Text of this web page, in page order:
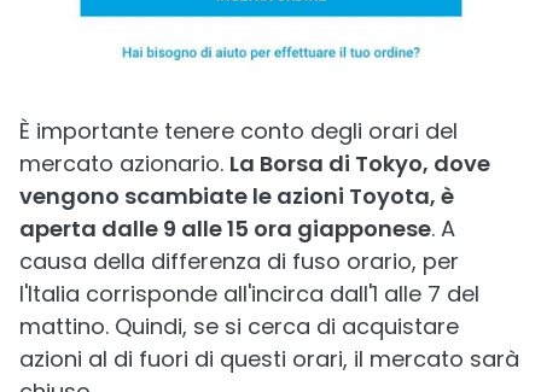
È importante tenere conto degli orari del
mercato azionario. La Borsa di Tokyo, dove
vengono scambiate le azioni Toyota, è
aperta dalle 9 alle 15 ora giapponese. A
causa della differenza di fuso orario, per
l'Italia corrisponde all'incirca dall'1 alle 7 del
mattino. Quindi, se si cerca di acquistare
azioni al di fuori di questi orari, il mercato sarà